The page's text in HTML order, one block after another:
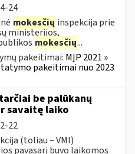
24
mokesčių inspekcija prie
ministerijos,
mokesčių...
pakeitimai: MĮP 2021 »
pakeitimai nuo 2023
be palūkanų
savaitę laiko
22
(toliau – VMI)
pavasarį buvo laikomos